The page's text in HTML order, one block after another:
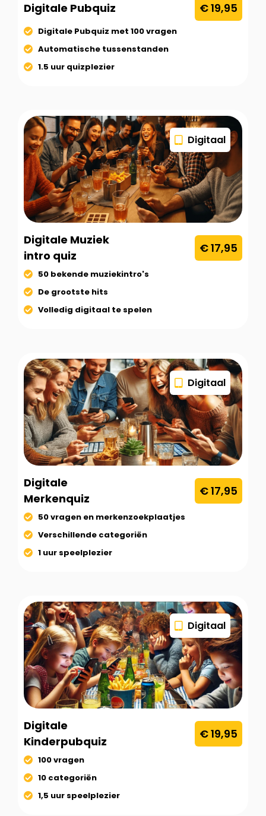
Digitale Pubquiz € 19,95
Digitale Pubquiz met 100 vragen
Automatische tussenstanden
1.5 uur quizplezier
Digitaal
Digitale Muziek
intro quiz
€ 17,95
50 bekende muziekintro's
De grootste hits
Volledig digitaal te spelen
Digitaal
Digitale
Merkenquiz
€ 17,95
50 vragen en merkenzoekplaatjes
Verschillende categoriën
1 uur speelplezier
Digitaal
Digitale
Kinderpubquiz
€ 19,95
100 vragen
10 categoriën
1,5 uur speelplezier